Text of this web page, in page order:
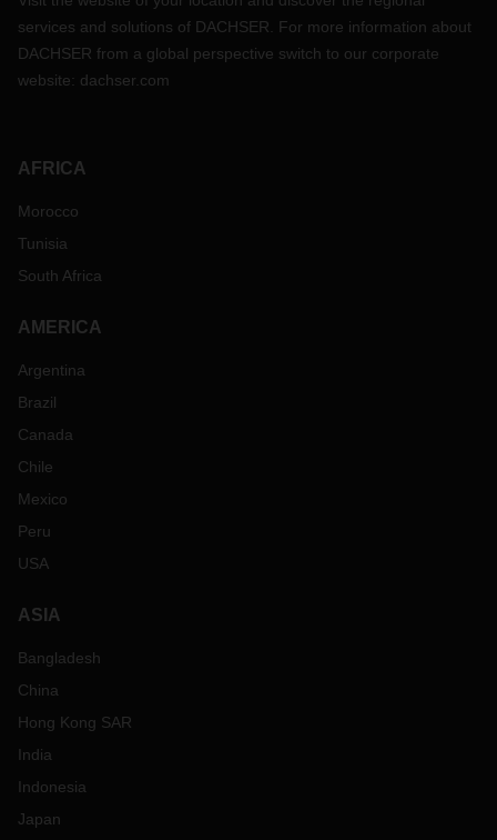
services and solutions of DACHSER. For more information about
DACHSER from a global perspective switch to our corporate
website: dachser.com
AFRICA
Morocco
Tunisia
South Africa
AMERICA
Argentina
Brazil
Canada
Chile
Mexico
Peru
USA
ASIA
Bangladesh
China
Hong Kong SAR
India
Indonesia
Japan